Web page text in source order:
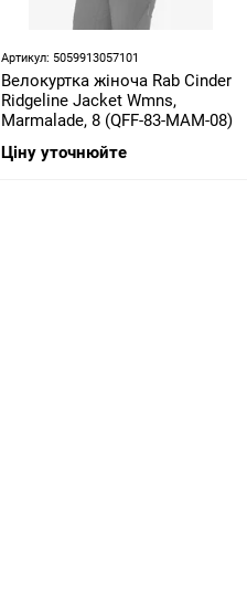
Артикул: 5059913057101
Велокуртка жіноча Rab Cinder
Ridgeline Jacket Wmns,
Marmalade, 8 (QFF-83-MAM-08)
Ціну уточнюйте